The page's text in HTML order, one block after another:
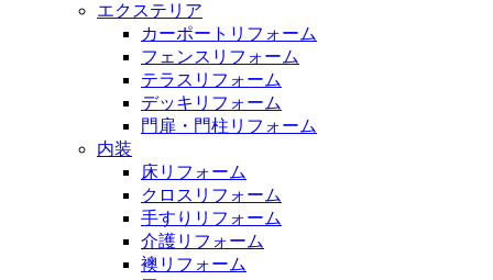
エクステリア
カーポートリフォーム
フェンスリフォーム
テラスリフォーム
デッキリフォーム
門扉・門柱リフォーム
内装
床リフォーム
クロスリフォーム
手すりリフォーム
介護リフォーム
襖リフォーム